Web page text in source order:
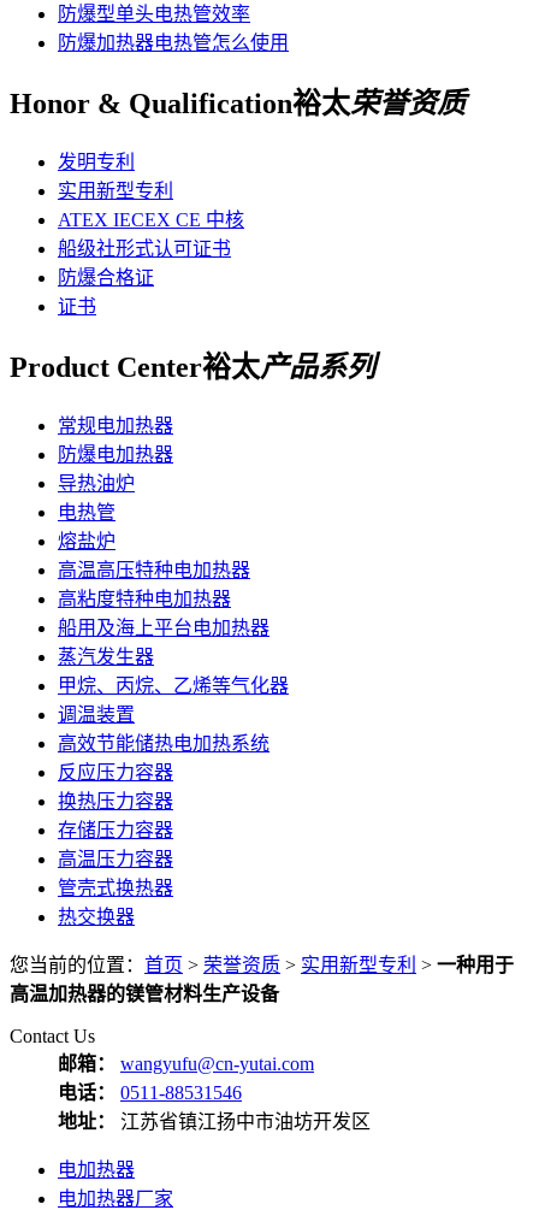
防爆型单头电热管效率
防爆加热器电热管怎么使用
Honor & Qualification裕太荣誉资质
发明专利
实用新型专利
ATEX IECEX CE 中核
船级社形式认可证书
防爆合格证
证书
Product Center裕太产品系列
常规电加热器
防爆电加热器
导热油炉
电热管
熔盐炉
高温高压特种电加热器
高粘度特种电加热器
船用及海上平台电加热器
蒸汽发生器
甲烷、丙烷、乙烯等气化器
调温装置
高效节能储热电加热系统
反应压力容器
换热压力容器
存储压力容器
高温压力容器
管壳式换热器
热交换器
您当前的位置： 首页 > 荣誉资质 > 实用新型专利 > 一种用于
高温加热器的镁管材料生产设备
Contact Us
邮箱：
wangyufu@cn-yutai.com
电话：
0511-88531546
地址：
江苏省镇江扬中市油坊开发区
电加热器
电加热器厂家